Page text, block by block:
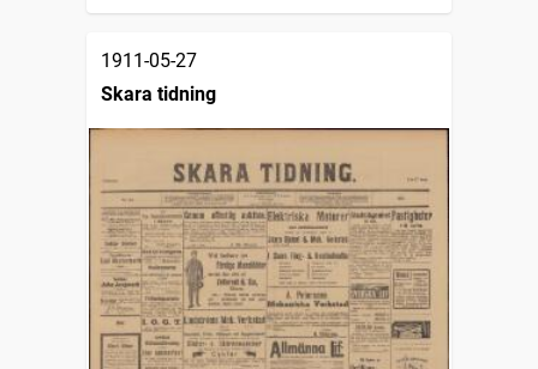
1911-05-27
Skara tidning